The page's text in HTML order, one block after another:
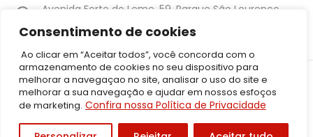
Consentimento de cookies
Ao clicar em “Aceitar todos”, você concorda com o
armazenamento de cookies no seu dispositivo para
melhorar a navegaçao no site, analisar o uso do site e
melhorar a sua navegação e ajudar em nossos esfoços
de marketing. Confira nossa Política de Privacidade
Avenida Forte do Leme, 59, Parque São Lourenço,
©2026 Attow – Todos Direitos Reservados | Avenida Forte do Leme,
59, Parque São Lourenço, São Paulo – SP CEP: 08340-010 | CNPJ:
05.001.206/0001-50
Política de Privacidade